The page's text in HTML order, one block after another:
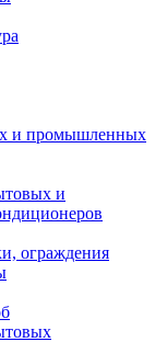
и промышленных
и
ограждения